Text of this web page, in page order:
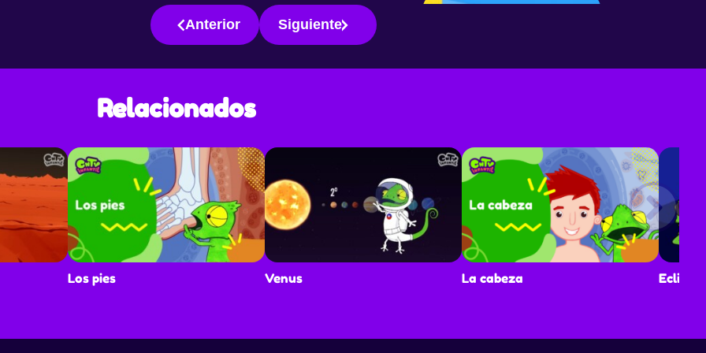
del
Anterior Siguiente
Vertebrados
Relacionados
Los pies Venus La cabeza Eclipses